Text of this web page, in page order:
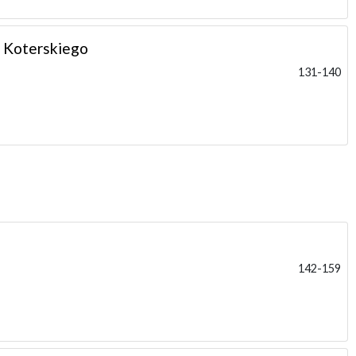
Koterskiego
131-140
142-159